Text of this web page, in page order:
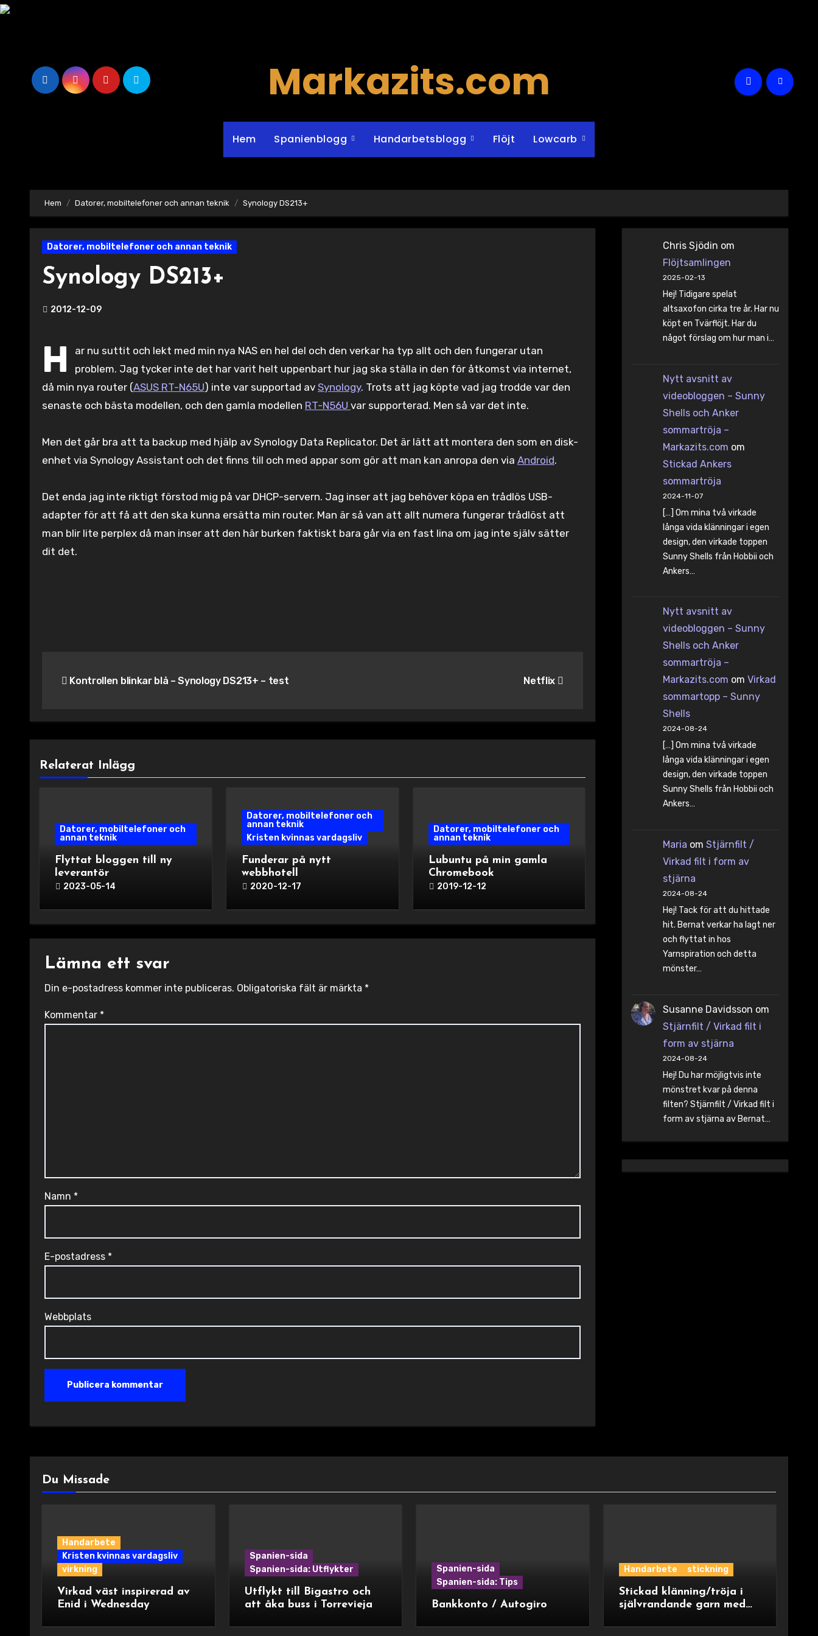
Hoppa
Markazits.com
Hem Spanienblogg Handarbetsblogg Flöjt Lowcarb
Hem Datorer, mobiltelefoner och annan teknik Synology DS213+
Datorer, mobiltelefoner och annan teknik
Synology DS213+
2012-12-09
H
ar nu suttit och lekt med min nya NAS en hel del och den verkar ha typ allt och den fungerar utan
problem. Jag tycker inte det har varit helt uppenbart hur jag ska ställa in den för åtkomst via internet,
då min nya router (ASUS RT-N65U) inte var supportad av Synology. Trots att jag köpte vad jag trodde var den
senaste och bästa modellen, och den gamla modellen RT-N56U var supporterad. Men så var det inte.
Men det går bra att ta backup med hjälp av Synology Data Replicator. Det är lätt att montera den som en disk-
enhet via Synology Assistant och det finns till och med appar som gör att man kan anropa den via Android.
Det enda jag inte riktigt förstod mig på var DHCP-servern. Jag inser att jag behöver köpa en trådlös USB-
adapter för att få att den ska kunna ersätta min router. Man är så van att allt numera fungerar trådlöst att
man blir lite perplex då man inser att den här burken faktiskt bara går via en fast lina om jag inte själv sätter
dit det.
Kontrollen blinkar blå – Synology DS213+ – test Netflix
Relaterat Inlägg
Datorer, mobiltelefoner och
annan teknik
Flyttat bloggen till ny
leverantör
2023-05-14
Datorer, mobiltelefoner och
annan teknik
Kristen kvinnas vardagsliv
Funderar på nytt
webbhotell
2020-12-17
Datorer, mobiltelefoner och
annan teknik
Lubuntu på min gamla
Chromebook
2019-12-12
Lämna ett svar
Din e-postadress kommer inte publiceras. Obligatoriska fält är märkta *
Kommentar *
Namn *
E-postadress *
Webbplats
Chris Sjödin om
Flöjtsamlingen
2025-02-13
Hej! Tidigare spelat
altsaxofon cirka tre år. Har nu
köpt en Tvärflöjt. Har du
något förslag om hur man i…
Nytt avsnitt av
videobloggen – Sunny
Shells och Anker
sommartröja –
Markazits.com om
Stickad Ankers
sommartröja
2024-11-07
[…] Om mina två virkade
långa vida klänningar i egen
design, den virkade toppen
Sunny Shells från Hobbii och
Ankers…
Nytt avsnitt av
videobloggen – Sunny
Shells och Anker
sommartröja –
Markazits.com om Virkad
sommartopp – Sunny
Shells
2024-08-24
[…] Om mina två virkade
långa vida klänningar i egen
design, den virkade toppen
Sunny Shells från Hobbii och
Ankers…
Maria om Stjärnfilt /
Virkad filt i form av
stjärna
2024-08-24
Hej! Tack för att du hittade
hit. Bernat verkar ha lagt ner
och flyttat in hos
Yarnspiration och detta
mönster…
Susanne Davidsson om
Stjärnfilt / Virkad filt i
form av stjärna
2024-08-24
Hej! Du har möjligtvis inte
mönstret kvar på denna
filten? Stjärnfilt / Virkad filt i
form av stjärna av Bernat…
Du Missade
Handarbete
Kristen kvinnas vardagsliv
virkning
Virkad väst inspirerad av
Enid i Wednesday
Spanien-sida
Spanien-sida: Utflykter
Utflykt till Bigastro och
att åka buss i Torrevieja
Spanien-sida
Spanien-sida: Tips
Bankkonto / Autogiro
Handarbete stickning
Stickad klänning/tröja i
självrandande garn med